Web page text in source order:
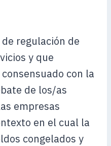
regulación de
y que
con la
de los/as
empresas
en el cual la
congelados y